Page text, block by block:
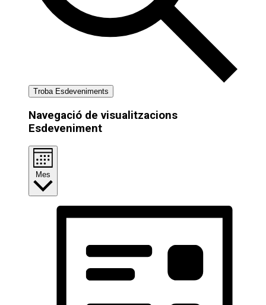
Troba Esdeveniments
Navegació de visualitzacions
Esdeveniment
Mes